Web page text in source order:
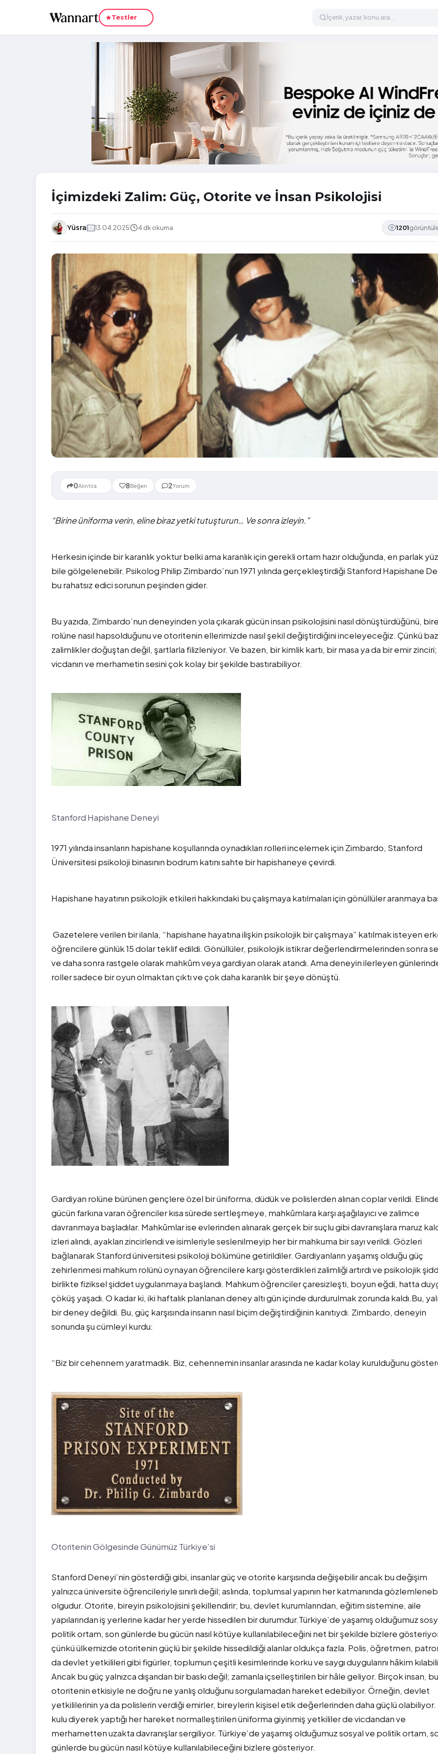
Testler
İçimizdeki Zalim: Güç, Otorite ve İnsan Psikolojisi
Yüsra 13.04.2025 4 dk okuma 1201
0Alıntıla 8Beğen 2Yorum
“Birine üniforma verin, eline biraz yetki tutuşturun… Ve sonra izleyin.”
Herkesin içinde bir karanlık yoktur belki ama karanlık için gerekli ortam hazır olduğunda, en parlak
bile gölgelenebilir. Psikolog Philip Zimbardo’nun 1971 yılında gerçekleştirdiği Stanford Hapishane
bu rahatsız edici sorunun peşinden gider.
Bu yazıda, Zimbardo’nun deneyinden yola çıkarak gücün insan psikolojisini nasıl dönüştürdüğünü,
rolüne nasıl hapsolduğunu ve otoritenin ellerimizde nasıl şekil değiştirdiğini inceleyeceğiz. Çünkü
zalimlikler doğuştan değil, şartlarla filizleniyor. Ve bazen, bir kimlik kartı, bir masa ya da bir emir zinciri;
vicdanın ve merhametin sesini çok kolay bir şekilde bastırabiliyor.
Stanford Hapishane Deneyi
1971 yılında insanların hapishane koşullarında oynadıkları rolleri incelemek için Zimbardo, Stanford
Üniversitesi psikoloji binasının bodrum katını sahte bir hapishaneye çevirdi.
Hapishane hayatının psikolojik etkileri hakkındaki bu çalışmaya katılmaları için gönüllüler aranmaya
Gazetelere verilen bir ilanla, “hapishane hayatına ilişkin psikolojik bir çalışmaya” katılmak isteyen
öğrencilere günlük 15 dolar teklif edildi. Gönüllüler, psikolojik istikrar değerlendirmelerinden sonra
ve daha sonra rastgele olarak mahkûm veya gardiyan olarak atandı. Ama deneyin ilerleyen
roller sadece bir oyun olmaktan çıktı ve çok daha karanlık bir şeye dönüştü.
Gardiyan rolüne bürünen gençlere özel bir üniforma, düdük ve polislerden alınan coplar verildi.
gücün farkına varan öğrenciler kısa sürede sertleşmeye, mahkûmlara karşı aşağılayıcı ve zalimce
davranmaya başladılar. Mahkûmlar ise evlerinden alınarak gerçek bir suçlu gibi davranışlara maruz
izleri alındı, ayakları zincirlendi ve isimleriyle seslenilmeyip her bir mahkuma bir sayı verildi. Gözleri
bağlanarak Stanford üniversitesi psikoloji bölümüne getirildiler. Gardiyanların yaşamış olduğu güç
zehirlenmesi mahkum rolünü oynayan öğrencilere karşı gösterdikleri zalimliği artırdı ve psikolojik
birlikte fiziksel şiddet uygulanmaya başlandı. Mahkum öğrenciler çaresizleşti, boyun eğdi, hatta
çöküş yaşadı. O kadar ki, iki haftalık planlanan deney altı gün içinde durdurulmak zorunda kaldı.Bu,
bir deney değildi. Bu, güç karşısında insanın nasıl biçim değiştirdiğinin kanıtıydı. Zimbardo, deneyin
sonunda şu cümleyi kurdu:
“Biz bir cehennem yaratmadık. Biz, cehennemin insanlar arasında ne kadar kolay kurulduğunu
Otoritenin Gölgesinde Günümüz Türkiye’si
Stanford Deneyi’nin gösterdiği gibi, insanlar güç ve otorite karşısında değişebilir ancak bu değişim
yalnızca üniversite öğrencileriyle sınırlı değil; aslında, toplumsal yapının her katmanında
olgudur. Otorite, bireyin psikolojisini şekillendirir; bu, devlet kurumlarından, eğitim sistemine, aile
yapılarından iş yerlerine kadar her yerde hissedilen bir durumdur.Türkiye’de yaşamış olduğumuz
politik ortam, son günlerde bu gücün nasıl kötüye kullanılabileceğini net bir şekilde bizlere
çünkü ülkemizde otoritenin güçlü bir şekilde hissedildiği alanlar oldukça fazla. Polis, öğretmen,
da devlet yetkilileri gibi figürler, toplumun çeşitli kesimlerinde korku ve saygı duygularını hâkim
Ancak bu güç yalnızca dışarıdan bir baskı değil; zamanla içselleştirilen bir hâle geliyor. Birçok insan, bu
otoritenin etkisiyle ne doğru ne yanlış olduğunu sorgulamadan hareket edebiliyor. Örneğin, devlet
yetkililerinin ya da polislerin verdiği emirler, bireylerin kişisel etik değerlerinden daha güçlü olabiliyor.
kulu diyerek yaptığı her hareket normalleştirilen üniforma giyinmiş yetkililer de vicdandan ve
merhametten uzakta davranışlar sergiliyor. Türkiye’de yaşamış olduğumuz sosyal ve politik ortam,
günlerde bu gücün nasıl kötüye kullanılabileceğini bizlere gösteriyor.